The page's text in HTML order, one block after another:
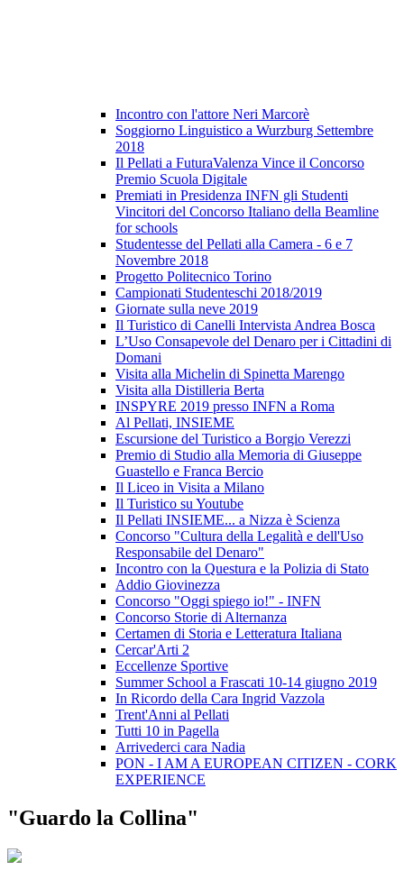
Incontro con l'attore Neri Marcorè
Soggiorno Linguistico a Wurzburg Settembre
2018
Il Pellati a FuturaValenza Vince il Concorso
Premio Scuola Digitale
Premiati in Presidenza INFN gli Studenti
Vincitori del Concorso Italiano della Beamline
for schools
Studentesse del Pellati alla Camera - 6 e 7
Novembre 2018
Progetto Politecnico Torino
Campionati Studenteschi 2018/2019
Giornate sulla neve 2019
Il Turistico di Canelli Intervista Andrea Bosca
L’Uso Consapevole del Denaro per i Cittadini di
Domani
Visita alla Michelin di Spinetta Marengo
Visita alla Distilleria Berta
INSPYRE 2019 presso INFN a Roma
Al Pellati, INSIEME
Escursione del Turistico a Borgio Verezzi
Premio di Studio alla Memoria di Giuseppe
Guastello e Franca Bercio
Il Liceo in Visita a Milano
Il Turistico su Youtube
Il Pellati INSIEME... a Nizza è Scienza
Concorso "Cultura della Legalità e dell'Uso
Responsabile del Denaro"
Incontro con la Questura e la Polizia di Stato
Addio Giovinezza
Concorso "Oggi spiego io!" - INFN
Concorso Storie di Alternanza
Certamen di Storia e Letteratura Italiana
Cercar'Arti 2
Eccellenze Sportive
Summer School a Frascati 10-14 giugno 2019
In Ricordo della Cara Ingrid Vazzola
Trent'Anni al Pellati
Tutti 10 in Pagella
Arrivederci cara Nadia
PON - I AM A EUROPEAN CITIZEN - CORK
EXPERIENCE
"Guardo la Collina"